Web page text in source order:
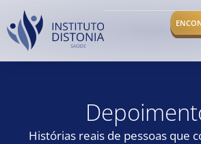
Histórias reais de pessoas que